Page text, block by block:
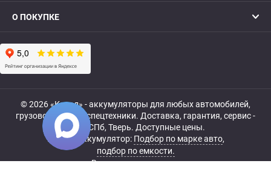
О ПОКУПКЕ
© 2026 «Катод» - аккумуляторы для любых автомобилей,
грузовой, мото- и спецтехники. Доставка, гарантия, сервис -
МСК, СПб, Тверь. Доступные цены.
Купить аккумулятор: Подбор по марке авто,
подбор по емкости.
Все права защищены.